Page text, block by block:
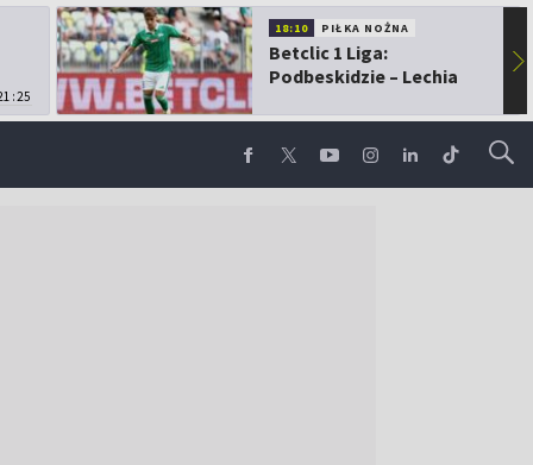
18:10 PIŁKA NOŻNA
Betclic 1 Liga:
Podbeskidzie – Lechia
▶